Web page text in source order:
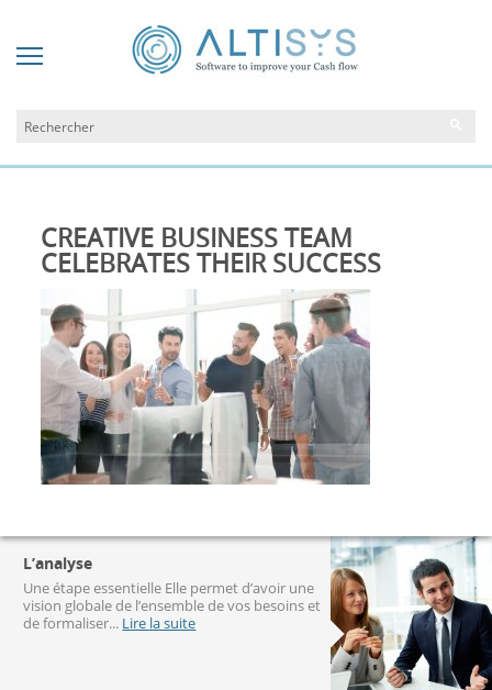
CREATIVE BUSINESS TEAM
CELEBRATES THEIR SUCCESS
L’analyse
Une étape essentielle Elle permet d’avoir une
vision globale de l’ensemble de vos besoins et
de formaliser... Lire la suite